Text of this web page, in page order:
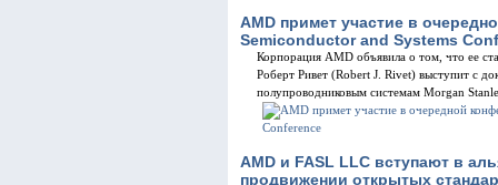
AMD примет участие в
Semiconductor and Systems
Корпорация AMD объявила о том, что ее
Роберт Ривет (Robert J. Rivet) выступит с
полупроводниковым системам Morgan
AMD и FASL LLC вступают в
продвижении открытых